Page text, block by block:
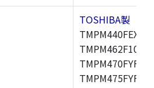
TOSHIBA製